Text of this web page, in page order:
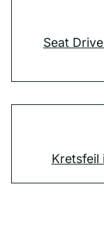
Seat
Kretsfeil